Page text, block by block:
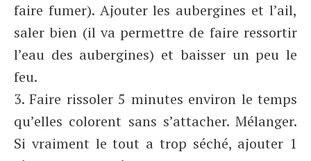
faire fumer). Ajouter les aubergines et l’ail,
saler bien (il va permettre de faire ressortir
l’eau des aubergines) et baisser un peu le
feu.
3. Faire rissoler 5 minutes environ le temps
qu’elles colorent sans s’attacher. Mélanger.
Si vraiment le tout a trop séché, ajouter 1